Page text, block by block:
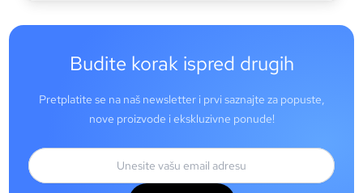
Budite korak ispred drugih
Pretplatite se na naš newsletter i prvi saznajte za popuste,
nove proizvode i ekskluzivne ponude!